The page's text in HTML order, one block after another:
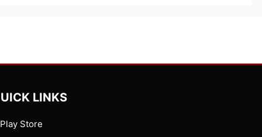
LINKS
Play Store